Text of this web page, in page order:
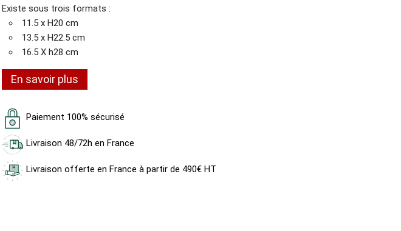
Existe sous trois formats :
11.5 x H20 cm
13.5 x H22.5 cm
16.5 X h28 cm
En savoir plus
Paiement 100% sécurisé
Livraison 48/72h en France
Livraison offerte en France à partir de 490€ HT